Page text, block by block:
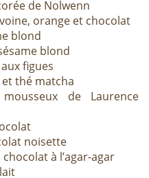
de Nolwenn
orange et chocolat
blond
blond
figues
thé matcha
de Laurence
noisette
à l’agar-agar